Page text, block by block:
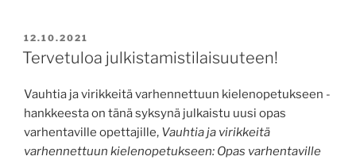
JULKAISTU
12.10.2021
Tervetuloa julkistamistilaisuuteen!
Vauhtia ja virikkeitä varhennettuun kielenopetukseen -
hankkeesta on tänä syksynä julkaistu uusi opas
varhentaville opettajille, Vauhtia ja virikkeitä
varhennettuun kielenopetukseen: Opas varhentaville